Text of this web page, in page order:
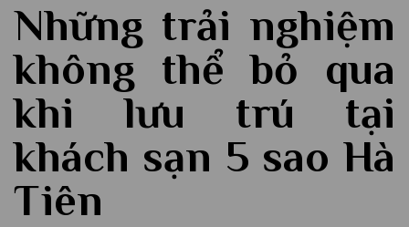
Những trải nghiệm
không thể bỏ qua
khi lưu trú tại
khách sạn 5 sao Hà
Tiên